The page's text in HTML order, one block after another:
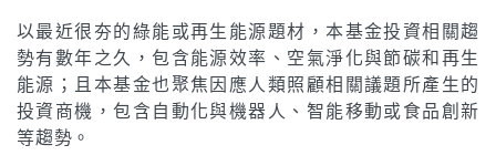
以最近很夯的綠能或再生能源題材，本基金投資相關趨
勢有數年之久，包含能源效率、空氣淨化與節碳和再生
能源；且本基金也聚焦因應人類照顧相關議題所產生的
投資商機，包含自動化與機器人、智能移動或食品創新
等趨勢。